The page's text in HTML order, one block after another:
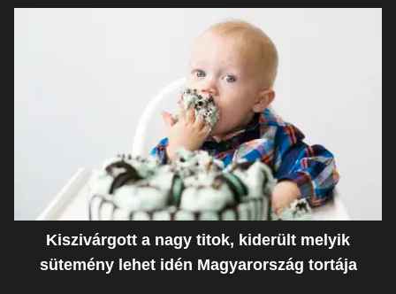
Kiszivárgott a nagy titok, kiderült melyik
sütemény lehet idén Magyarország tortája